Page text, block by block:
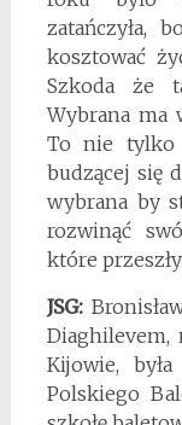
zatańczyła,
kosztować
Szkoda że
Wybrana ma
To nie tylko
budzącej się
wybrana by
rozwinąć
które
JSG:
Diaghilevem,
Kijowie,
Polskiego